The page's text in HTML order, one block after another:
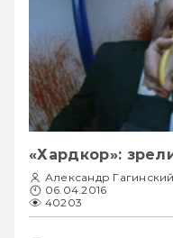
«Хардкор»:
Александр Гагинский
06.04.2016
40203